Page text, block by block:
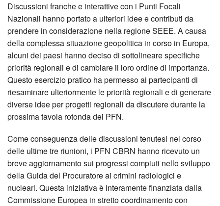
Discussioni franche e interattive con i Punti Focali
Nazionali hanno portato a ulteriori idee e contributi da
prendere in considerazione nella regione SEEE. A causa
della complessa situazione geopolitica in corso in Europa,
alcuni dei paesi hanno deciso di sottolineare specifiche
priorità regionali e di cambiare il loro ordine di importanza.
Questo esercizio pratico ha permesso ai partecipanti di
riesaminare ulteriormente le priorità regionali e di generare
diverse idee per progetti regionali da discutere durante la
prossima tavola rotonda dei PFN.
Come conseguenza delle discussioni tenutesi nel corso
delle ultime tre riunioni, i PFN CBRN hanno ricevuto un
breve aggiornamento sui progressi compiuti nello sviluppo
della Guida del Procuratore ai crimini radiologici e
nucleari. Questa iniziativa è interamente finanziata dalla
Commissione Europea in stretto coordinamento con